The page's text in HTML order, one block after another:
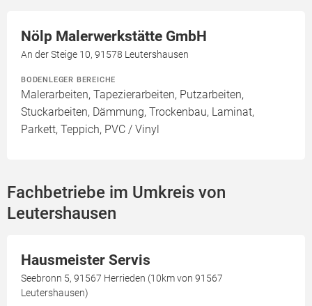
Nölp Malerwerkstätte GmbH
An der Steige 10, 91578 Leutershausen
BODENLEGER BEREICHE
Malerarbeiten, Tapezierarbeiten, Putzarbeiten,
Stuckarbeiten, Dämmung, Trockenbau, Laminat,
Parkett, Teppich, PVC / Vinyl
Fachbetriebe im Umkreis von
Leutershausen
Hausmeister Servis
Seebronn 5, 91567 Herrieden (10km von 91567
Leutershausen)